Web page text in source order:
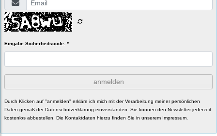
Eingabe Sicherheitscode: *
anmelden
Durch Klicken auf "anmelden" erkläre ich mich mit der Verarbeitung meiner persönlichen
Daten gemäß der Datenschutzerklärung einverstanden. Sie können den Newsletter jederzeit
kostenlos abbestellen. Die Kontaktdaten hierzu finden Sie in unserem Impressum.